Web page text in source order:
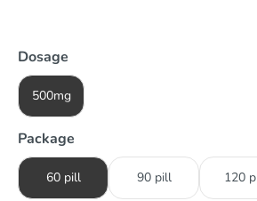
Dosage
500mg
Package
60 pill 90 pill 120